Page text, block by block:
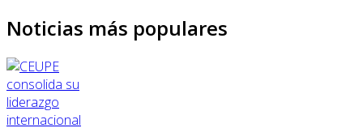
Noticias más populares